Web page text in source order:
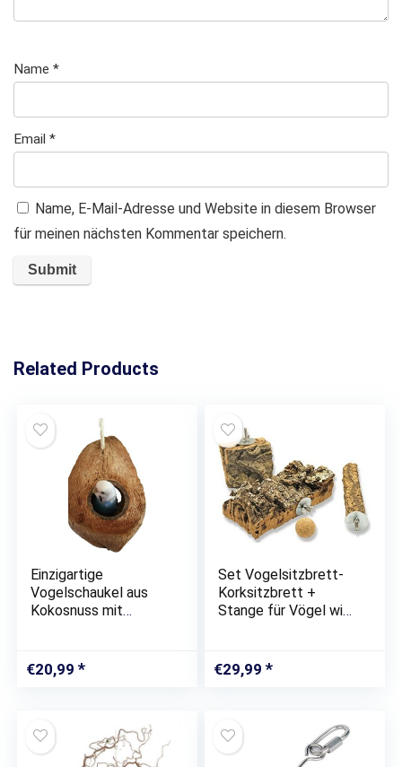
Name *
Email *
Name, E-Mail-Adresse und Website in diesem Browser
für meinen nächsten Kommentar speichern.
Related Products
Einzigartige
Vogelschaukel aus
Kokosnuss mit
Vogelspielzeug für
Wellensittich
€20,99
Set Vogelsitzbrett-
Korksitzbrett +
Stange für Vögel wie
hitzebehandelt inkl.
Befestigung +
€29,99